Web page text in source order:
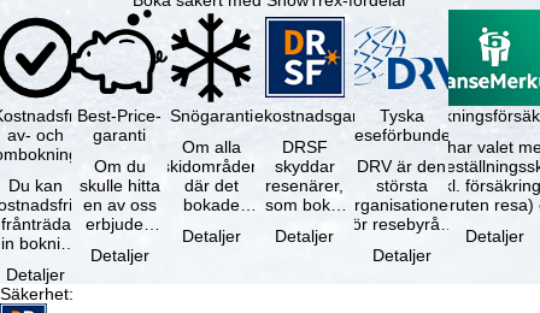
av- och
Du kan
frånträda
bokning
efter
…
Detaljer
Best-Price-
garanti
Om du
skulle hitta
en av oss
erbjuden
samma
Detaljer
Snögaranti
Om alla
skidområden
där det
bokade
gäller –
Detaljer
Resekostnadsgaranti
DRSF
skyddar
resenärer,
som bokat
paketresa
Detaljer
Tyska
reseförbundet
DRV är den
största
organisationen
för resebyråer
researrangörer
Detaljer
Du har valet
(inkl.
avbruten resa)
Detaljer
Säkerhet: